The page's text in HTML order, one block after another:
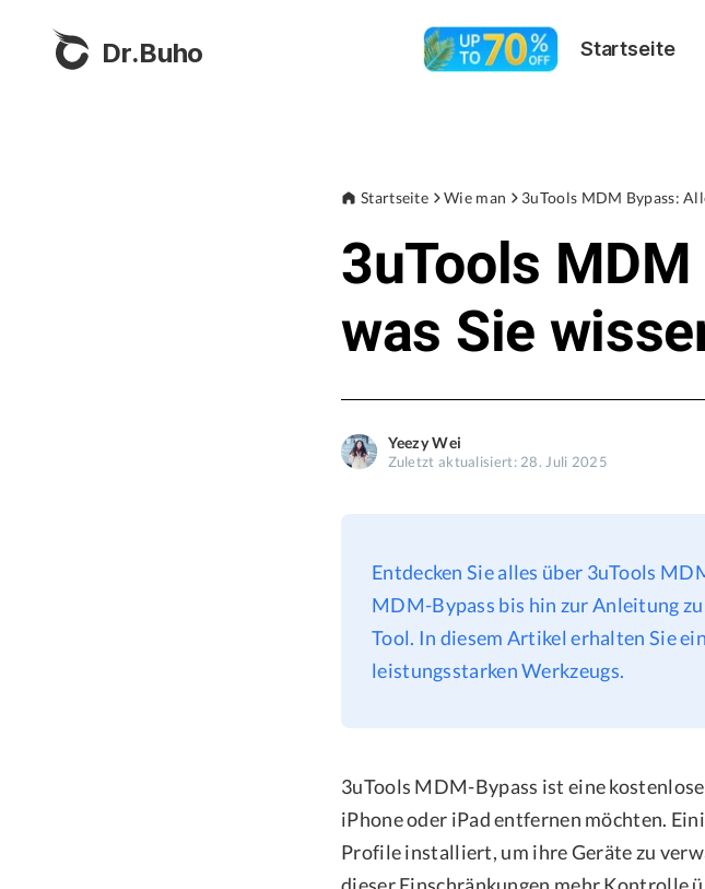
Dr.Buho Startseite
Startseite Wie man 3uTools MDM Bypass:
3uTools
was Sie
Yeezy Wei
Zuletzt aktualisiert: 28. Juli 2025
Entdecken Sie alles über 3uTools
MDM-Bypass bis hin zur Anleitung
Tool. In diesem Artikel erhalten Sie
leistungsstarken Werkzeugs.
3uTools MDM-Bypass ist eine
iPhone oder iPad entfernen möchten.
Profile installiert, um ihre Geräte zu